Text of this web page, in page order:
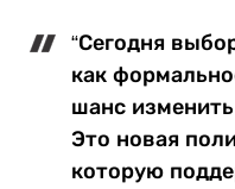
“Сегодня
как
шанс
Это новая
которую